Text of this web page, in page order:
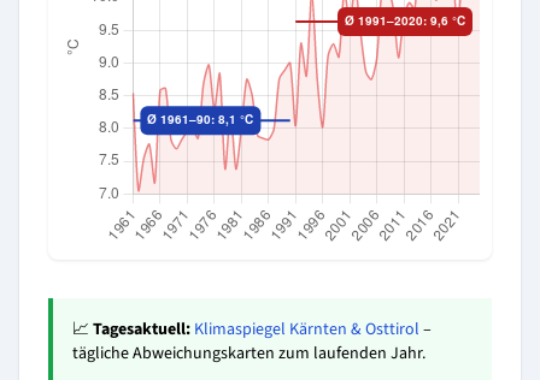
📈 Tagesaktuell: Klimaspiegel Kärnten & Osttirol –
tägliche Abweichungskarten zum laufenden Jahr.